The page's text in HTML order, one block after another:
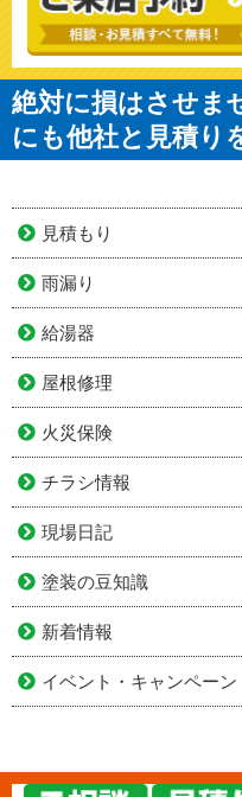
絶対に損はさせま
にも他社と見積り
見積もり
雨漏り
給湯器
屋根修理
火災保険
チラシ情報
現場日記
塗装の豆知識
新着情報
イベント・キャンペーン